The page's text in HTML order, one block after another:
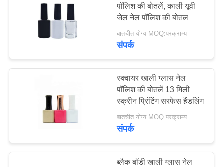
पॉलिश की बोतलें, काली यूवी
जेल नेल पॉलिश की बोतल
बातचीत योग्य MOQ:परक्राम्य
संपर्क
स्क्वायर खाली ग्लास नेल
पॉलिश की बोतलें 13 मिली
स्क्रीन प्रिंटिंग सरफेस हैंडलिंग
बातचीत योग्य MOQ:परक्राम्य
संपर्क
ब्लैक बॉडी खाली ग्लास नेल